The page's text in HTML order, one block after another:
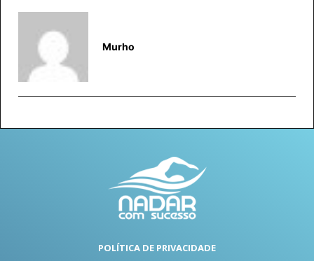
Murho
POLÍTICA DE PRIVACIDADE